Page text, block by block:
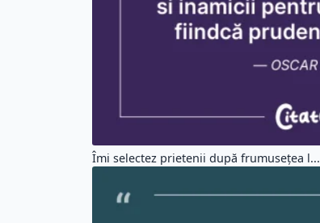
Îmi selectez prietenii după frumusețea l...